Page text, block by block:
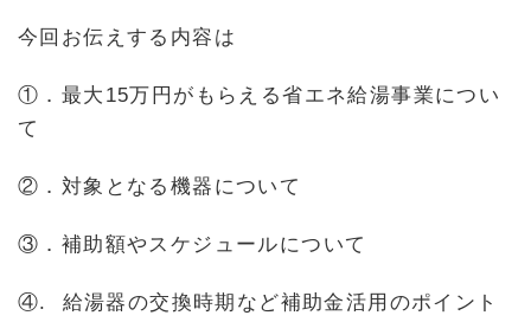
今回お伝えする内容は
①．最大15万円がもらえる省エネ給湯事業につい
て
②．対象となる機器について
③．補助額やスケジュールについて
④. 給湯器の交換時期など補助金活用のポイント